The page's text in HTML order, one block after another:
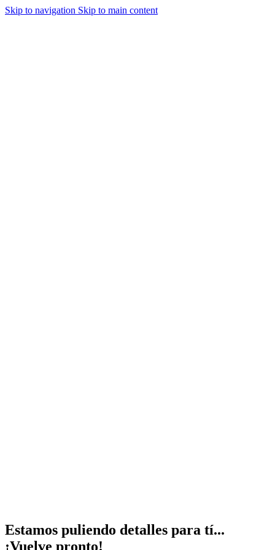
Skip to navigation Skip to main content
Estamos puliendo detalles para tí...
¡Vuelve pronto!